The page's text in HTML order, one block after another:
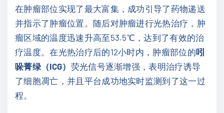
在肿瘤部位实现了最大富集，成功引导了药物递送
并指示了肿瘤位置。随后对肿瘤进行光热治疗，肿
瘤区域的温度迅速升高至53.5℃，达到了有效的治
疗温度。在光热治疗后的12小时内，肿瘤部位的吲
哚菁绿（ICG） 荧光信号逐渐增强，表明治疗诱导
了细胞凋亡，并且平台成功地实时监测到了这一过
程。